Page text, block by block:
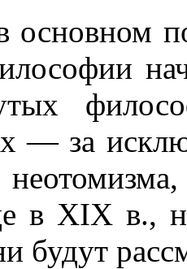
основном
— за
в XIX в.,
будут